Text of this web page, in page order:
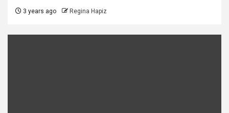
3 years ago Regina Hapiz